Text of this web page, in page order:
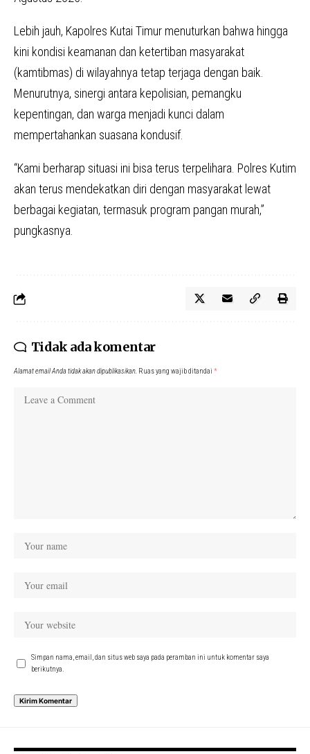
Lebih jauh, Kapolres Kutai Timur menuturkan bahwa hingga
kini kondisi keamanan dan ketertiban masyarakat
(kamtibmas) di wilayahnya tetap terjaga dengan baik.
Menurutnya, sinergi antara kepolisian, pemangku
kepentingan, dan warga menjadi kunci dalam
mempertahankan suasana kondusif.
“Kami berharap situasi ini bisa terus terpelihara. Polres Kutim
akan terus mendekatkan diri dengan masyarakat lewat
berbagai kegiatan, termasuk program pangan murah,”
pungkasnya.
Tidak ada komentar
Alamat email Anda tidak akan dipublikasikan. Ruas yang wajib ditandai *
Simpan nama, email, dan situs web saya pada peramban ini untuk komentar saya
berikutnya.